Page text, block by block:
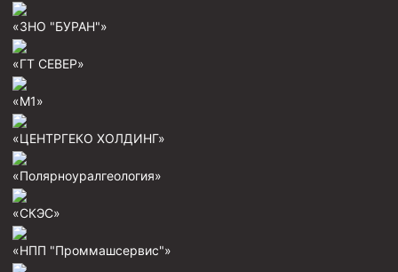
«ЗНО "БУРАН"»
«ГТ СЕВЕР»
«М1»
«ЦЕНТРГЕКО ХОЛДИНГ»
«Полярноуралгеология»
«СКЭС»
«НПП "Проммашсервис"»